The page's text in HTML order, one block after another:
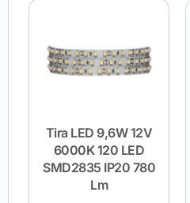
Tira LED 9,6W 12V
6000K 120 LED
SMD2835 IP20 780
Lm